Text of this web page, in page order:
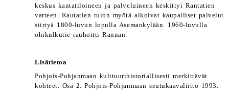
keskus kantatiloineen ja palveluineen keskittyi Rantatien
varteen. Rautatien tulon myötä alkoivat kaupalliset palvelut
siirtyä 1800-luvun lopulla Asemankylään. 1960-luvulla
ohikulkutie rauhoitti Rannan.
Lisätietoa
Pohjois-Pohjanmaan kulttuurihistoriallisesti merkittävät
kohteet. Osa 2. Pohjois-Pohjanmaan seutukaavaliitto 1993.